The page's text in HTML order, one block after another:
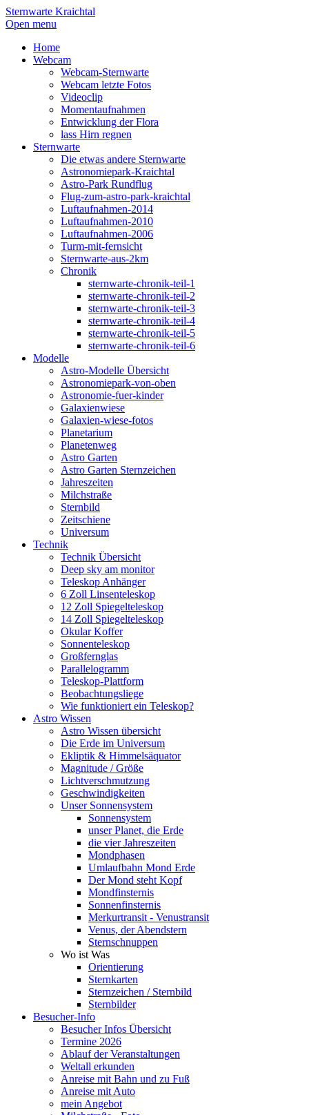
Sternwarte Kraichtal
Open menu
Home
Webcam
Webcam-Sternwarte
Webcam letzte Fotos
Videoclip
Momentaufnahmen
Entwicklung der Flora
lass Hirn regnen
Sternwarte
Die etwas andere Sternwarte
Astronomiepark-Kraichtal
Astro-Park Rundflug
Flug-zum-astro-park-kraichtal
Luftaufnahmen-2014
Luftaufnahmen-2010
Luftaufnahmen-2006
Turm-mit-fernsicht
Sternwarte-aus-2km
Chronik
sternwarte-chronik-teil-1
sternwarte-chronik-teil-2
sternwarte-chronik-teil-3
sternwarte-chronik-teil-4
sternwarte-chronik-teil-5
sternwarte-chronik-teil-6
Modelle
Astro-Modelle Übersicht
Astronomiepark-von-oben
Astronomie-fuer-kinder
Galaxienwiese
Galaxien-wiese-fotos
Planetarium
Planetenweg
Astro Garten
Astro Garten Sternzeichen
Jahreszeiten
Milchstraße
Sternbild
Zeitschiene
Universum
Technik
Technik Übersicht
Deep sky am monitor
Teleskop Anhänger
6 Zoll Linsenteleskop
12 Zoll Spiegelteleskop
14 Zoll Spiegelteleskop
Okular Koffer
Sonnenteleskop
Großfernglas
Parallelogramm
Teleskop-Plattform
Beobachtungsliege
Wie funktioniert ein Teleskop?
Astro Wissen
Astro Wissen übersicht
Die Erde im Universum
Ekliptik & Himmelsäquator
Magnitude / Größe
Lichtverschmutzung
Geschwindigkeiten
Unser Sonnensystem
Sonnensystem
unser Planet, die Erde
die vier Jahreszeiten
Mondphasen
Umlaufbahn Mond Erde
Der Mond steht Kopf
Mondfinsternis
Sonnenfinsternis
Merkurtransit - Venustransit
Venus, der Abendstern
Sternschnuppen
Wo ist Was
Orientierung
Sternkarten
Sternzeichen / Sternbild
Sternbilder
Besucher-Info
Besucher Infos Übersicht
Termine 2026
Ablauf der Veranstaltungen
Weltall erkunden
Anreise mit Bahn und zu Fuß
Anreise mit Auto
mein Angebot